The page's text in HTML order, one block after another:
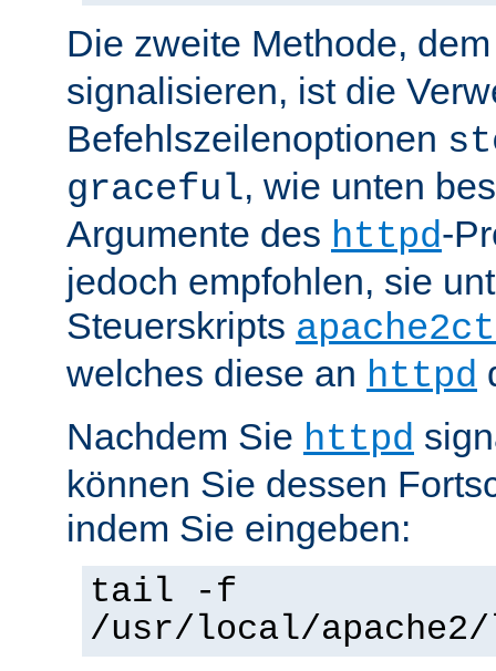
Die zweite Methode,
signalisieren, ist die
Befehlszeilenoptionen
graceful, wie unten
Argumente des httpd-
jedoch empfohlen, sie
Steuerskripts
welches diese an httpd
Nachdem Sie httpd
können Sie dessen
indem Sie eingeben:
tail -f
/usr/local/